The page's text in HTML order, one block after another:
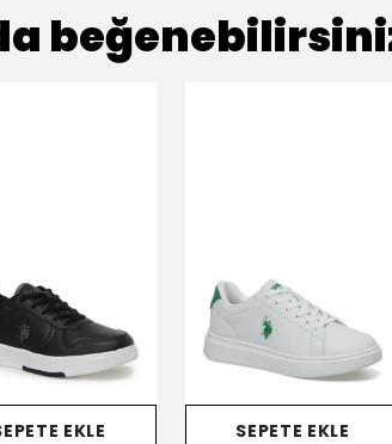
EKLE SEPETE EKLE